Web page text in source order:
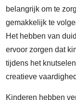
belangrijk om te
gemakkelijk te
Het hebben van
ervoor zorgen dat
tijdens het
creatieve
Kinderen hebben